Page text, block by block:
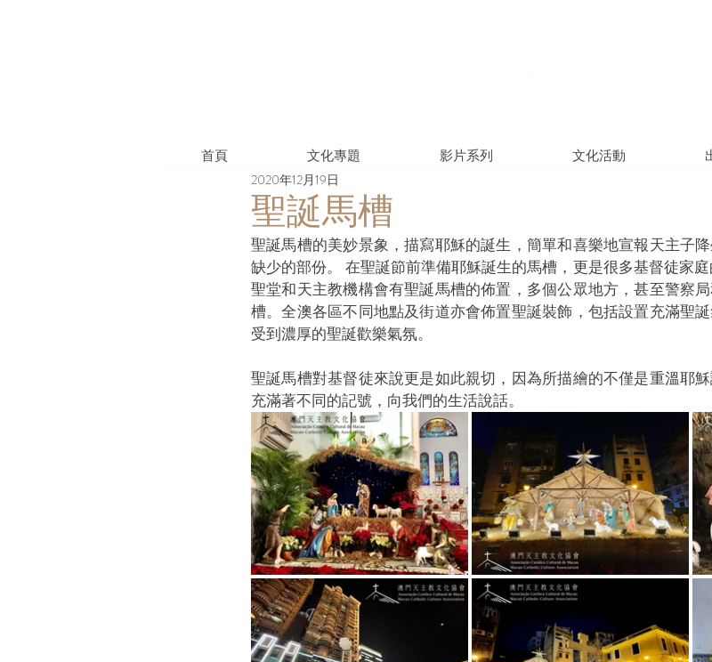
首頁 文化專題 影片系列 文化活動
聖誕馬槽
2020年12月19日
聖誕馬槽的美妙景象，描寫耶穌的誕生，簡單和喜樂地宣報天主子
缺少的部份。 在聖誕節前準備耶穌誕生的馬槽，更是很多基督徒家
聖堂和天主教機構會有聖誕馬槽的佈置，多個公眾地方，甚至警察
槽。全澳各區不同地點及街道亦會佈置聖誕裝飾，包括設置充滿聖
受到濃厚的聖誕歡樂氣氛。
聖誕馬槽對基督徒來說更是如此親切，因為所描繪的不僅是重溫耶
充滿著不同的記號，向我們的生活說話。